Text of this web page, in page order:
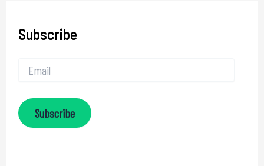
Subscribe
Subscribe